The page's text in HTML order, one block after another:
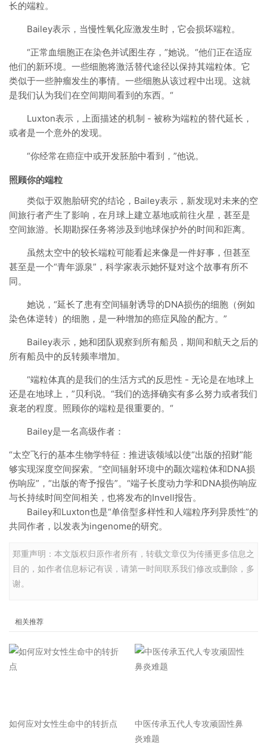
长的端粒。
Bailey表示，当慢性氧化应激发生时，它会损坏端粒。
“正常血细胞正在染色并试图生存，”她说。“他们正在适应
他们的新环境。一些细胞将激活替代途径以保持其端粒体。它
类似于一些肿瘤发生的事情。一些细胞从该过程中出现。这就
是我们认为我们在空间期间看到的东西。“
Luxton表示，上面描述的机制 - 被称为端粒的替代延长，
或者是一个意外的发现。
“你经常在癌症中或开发胚胎中看到，”他说。
照顾你的端粒
类似于双胞胎研究的结论，Bailey表示，新发现对未来的空
间旅行者产生了影响，在月球上建立基地或前往火星，甚至是
空间旅游。长期勘探任务将涉及到地球保护外的时间和距离。
虽然太空中的较长端粒可能看起来像是一件好事，但甚至
甚至是一个“青年源泉”，科学家表示她怀疑对这个故事有所不
同。
她说，“延长了患有空间辐射诱导的DNA损伤的细胞（例如
染色体逆转）的细胞，是一种增加的癌症风险的配方。”
Bailey表示，她和团队观察到所有船员，期间和航天之后的
所有船员中的反转频率增加。
“端粒体真的是我们的生活方式的反思性 - 无论是在地球上
还是在地球上，”贝利说。“我们的选择确实有多么努力或者我们
衰老的程度。照顾你的端粒是很重要的。“
Bailey是一名高级作者：
“太空飞行的基本生物学特征：推进该领域以使“出版的招财”能
够实现深度空间探索。“空间辐射环境中的颞次端粒体和DNA损
伤响应”，“出版的寄予报告”。“端子长度动力学和DNA损伤响应
与长持续时间空间相关，也将发布的Invell报告。
Bailey和Luxton也是“单倍型多样性和人端粒序列异质性”的
共同作者，以发表为ingenome的研究。
郑重声明：本文版权归原作者所有，转载文章仅为传播更多信息之
目的，如作者信息标记有误，请第一时间联系我们修改或删除，多
谢。
相关推荐
如何应对女性生命中的转折点
中医传承五代人专攻顽固性鼻
炎难题